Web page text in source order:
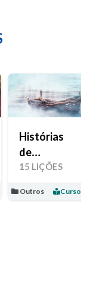
Histórias
de
Esperança
15 LIÇÕES
Outros Curso